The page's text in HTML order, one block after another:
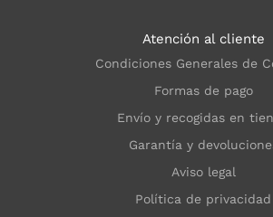
Atención al cliente
Condiciones Generales de
Formas de pago
Envío y recogidas en
Garantía y
Aviso legal
Política de privacidad